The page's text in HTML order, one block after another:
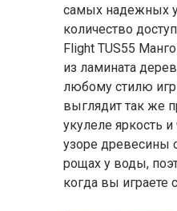
самых надежных
количество
Flight TUS55
из ламината
любому стилю
выглядит так же
укулеле яркость
узоре древесины
рощах у воды,
когда вы играете